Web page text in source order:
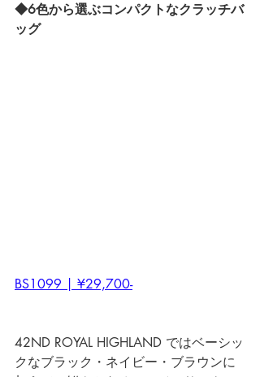
◆6色から選ぶコンパクトなクラッチバ
ッグ
BS1099 | ¥29,700-
42ND ROYAL HIGHLAND ではベーシッ
クなブラック・ネイビー・ブラウンに